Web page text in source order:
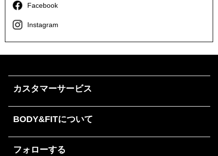
Facebook
Instagram
カスタマーサービス
BODY&FITについて
フォローする